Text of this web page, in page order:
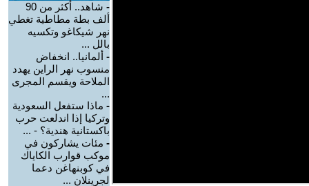
-
شاهد.. أكثر من 90
ألف بطة مطاطية تغطي
نهر شيكاغو وتكسيه
بالل ...
- ألمانيا.. انخفاض
منسوب نهر الراين يهدد
الملاحة ويقسم المجرى
...
- ماذا ستفعل السعودية
وتركيا إذا اندلعت حرب
باكستانية هندية؟ - ...
- مئات يشاركون في
موكب قوارب الكاياك
في كوبنهاغن دعما
لجرينلان ...